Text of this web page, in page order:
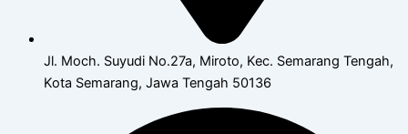
Jl. Moch. Suyudi No.27a, Miroto, Kec. Semarang Tengah,
Kota Semarang, Jawa Tengah 50136